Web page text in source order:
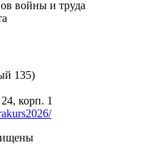
войны и труда
135)
корп. 1